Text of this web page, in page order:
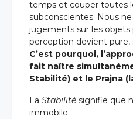
temps et couper toutes
subconscientes. Nous
jugements sur les objets
perception devient pure,
C’est pourquoi,
fait naître
Stabilité) et le Prajna
La Stabilité signifie que
immobile.